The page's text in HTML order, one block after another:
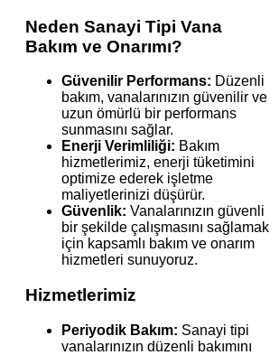
Neden Sanayi Tipi Vana
Bakım ve Onarımı?
Güvenilir Performans: Düzenli
bakım, vanalarınızın güvenilir ve
uzun ömürlü bir performans
sunmasını sağlar.
Enerji Verimliliği: Bakım
hizmetlerimiz, enerji tüketimini
optimize ederek işletme
maliyetlerinizi düşürür.
Güvenlik: Vanalarınızın güvenli
bir şekilde çalışmasını sağlamak
için kapsamlı bakım ve onarım
hizmetleri sunuyoruz.
Hizmetlerimiz
Periyodik Bakım: Sanayi tipi
vanalarınızın düzenli bakımını